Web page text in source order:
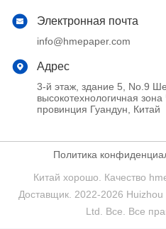
Электронная почта
info@hmepaper.com
Адрес
3-й этаж, здание 5, No.9
высокотехнологичная
провинция Гуандун, Китай
Политика
Китай хорошо. Качество
Доставщик. 2022-2026 Huizhou
Ltd. Все. Все